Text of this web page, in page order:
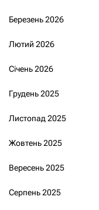
Березень 2026
Лютий 2026
Січень 2026
Грудень 2025
Листопад 2025
Жовтень 2025
Вересень 2025
Серпень 2025